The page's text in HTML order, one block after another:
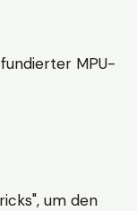
MPU-
um den